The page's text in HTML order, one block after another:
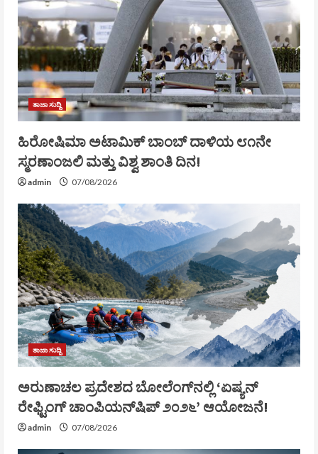
ತಾಜಾ ಸುದ್ದಿ
ಹಿರೋಷಿಮಾ ಅಟಾಮಿಕ್ ಬಾಂಬ್ ದಾಳಿಯ ೮೧ನೇ
ಸ್ಮರಣಾಂಜಲಿ ಮತ್ತು ವಿಶ್ವ ಶಾಂತಿ ದಿನ!
admin 07/08/2026
ತಾಜಾ ಸುದ್ದಿ
ಅರುಣಾಚಲ ಪ್ರದೇಶದ ಬೋಲೆಂಗ್‌ನಲ್ಲಿ ‘ಏಷ್ಯನ್
ರೇಫ್ಟಿಂಗ್ ಚಾಂಪಿಯನ್‌ಷಿಪ್ ೨೦೨೬’ ಆಯೋಜನೆ!
admin 07/08/2026